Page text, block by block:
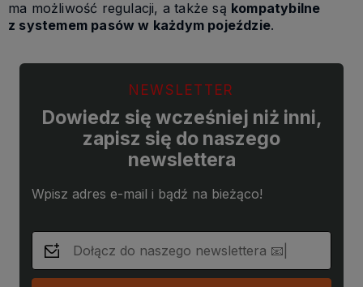
ma możliwość regulacji, a także są kompatybilne
z systemem pasów w każdym pojeździe.
NEWSLETTER
Dowiedz się wcześniej niż inni,
zapisz się do naszego
newslettera
Wpisz adres e-mail i bądź na bieżąco!